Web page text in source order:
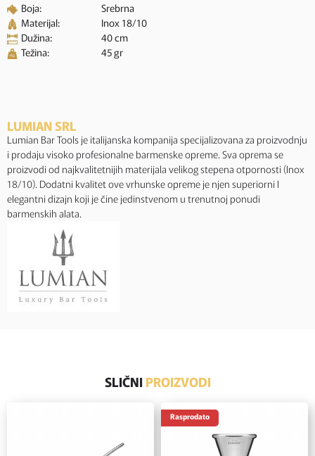
Boja:
Srebrna
Materijal:
Inox 18/10
Dužina:
40 cm
Težina:
45 gr
LUMIAN SRL
Lumian Bar Tools je italijanska kompanija specijalizovana za proizvodnju
i prodaju visoko profesionalne barmenske opreme. Sva oprema se
proizvodi od najkvalitetnijih materijala velikog stepena otpornosti (Inox
18/10). Dodatni kvalitet ove vrhunske opreme je njen superiorni I
elegantni dizajn koji je čine jedinstvenom u trenutnoj ponudi
barmenskih alata.
SLIČNI PROIZVODI
Rasprodato